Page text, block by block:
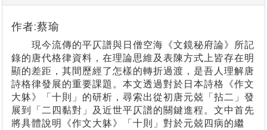
作者:蔡瑜
現今流傳的平仄譜與日僧空海《文鏡秘府論》所記
錄的唐代格律資料，在理論思維及表陳方式上皆存在明
顯的差距，其間歷經了怎樣的轉折過渡，是吾人理解唐
詩格律發展的重要課題。本文透過對於日本詩格《作文
大躰》「十則」的研析，尋索出從初唐元兢「拈二」發
展到「二四黏對」及近世平仄譜的關鍵進程。文中首先
將具體說明《作文大躰》「十則」對於元兢四病的繼